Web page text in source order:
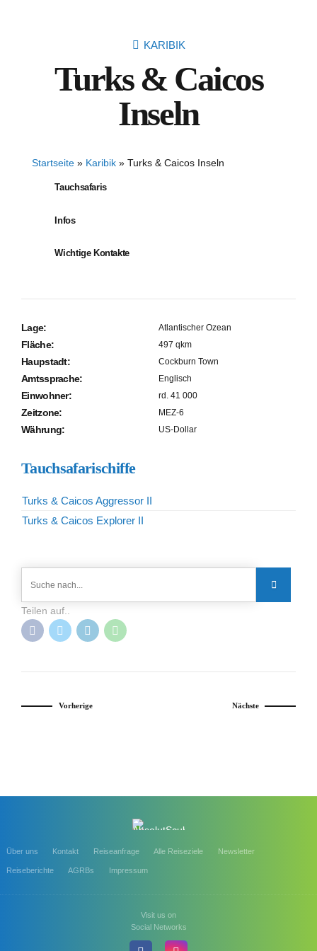
KARIBIK
Turks & Caicos
Inseln
Startseite » Karibik » Turks & Caicos Inseln
Tauchsafaris
Infos
Wichtige Kontakte
Lage: Atlantischer Ozean
Fläche: 497 qkm
Haupstadt: Cockburn Town
Amtssprache: Englisch
Einwohner: rd. 41 000
Zeitzone: MEZ-6
Währung: US-Dollar
Tauchsafarischiffe
Turks & Caicos Aggressor II
Turks & Caicos Explorer II
Teilen auf..
Vorherige Nächste
Über uns Kontakt Reiseanfrage Alle Reiseziele Newsletter
Reiseberichte AGRBs Impressum
Visit us on
Social Networks